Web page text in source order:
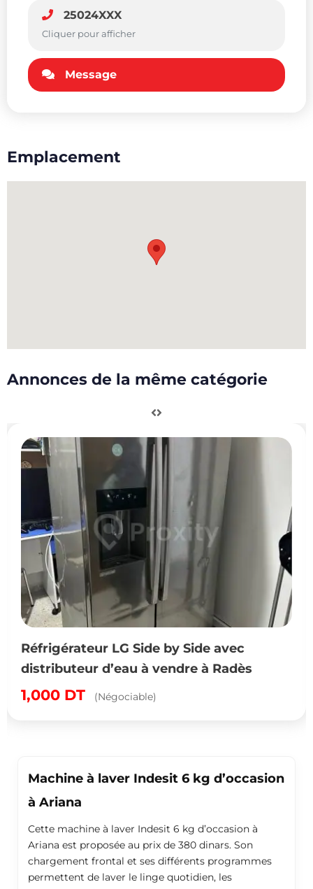
25024XXX
Cliquer pour afficher
Message
Emplacement
Annonces de la même catégorie
Réfrigérateur LG Side by Side avec
distributeur d’eau à vendre à Radès
1,000 DT (Négociable)
Machine à laver Indesit 6 kg d’occasion
à Ariana
Cette machine à laver Indesit 6 kg d’occasion à
Ariana est proposée au prix de 380 dinars. Son
chargement frontal et ses différents programmes
permettent de laver le linge quotidien, les